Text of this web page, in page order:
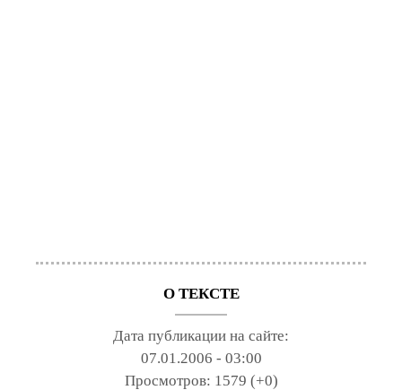
О ТЕКСТЕ
Дата публикации на сайте:
07.01.2006 - 03:00
Просмотров: 1579 (+0)